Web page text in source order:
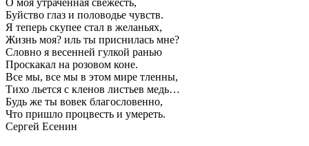
О моя утраченная свежесть,
Буйство глаз и половодье чувств.
Я теперь скупее стал в желаньях,
Жизнь моя? иль ты приснилась мне?
Словно я весенней гулкой ранью
Проскакал на розовом коне.
Все мы, все мы в этом мире тленны,
Тихо льется с кленов листьев медь…
Будь же ты вовек благословенно,
Что пришло процвесть и умереть.
Сергей Есенин